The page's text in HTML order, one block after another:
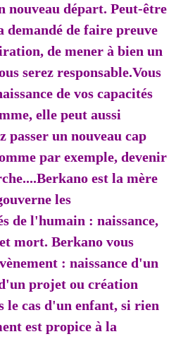
nouveau départ. Peut-être
demandé de faire preuve
de mener à bien un
serez responsable.Vous
de vos capacités
elle peut aussi
passer un nouveau cap
par exemple, devenir
est la mère
les
de l'humain : naissance,
mort. Berkano vous
: naissance d'un
projet ou création
le cas d'un enfant, si rien
est propice à la